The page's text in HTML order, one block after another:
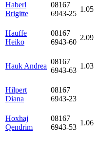
Haberl
Brigitte
08167
6943-25
1.05
Hauffe
Heiko
08167
6943-60
2.09
Hauk Andrea
08167
6943-63
1.03
Hilpert
Diana
08167
6943-23
Hoxhaj
Qendrim
08167
6943-53
1.06